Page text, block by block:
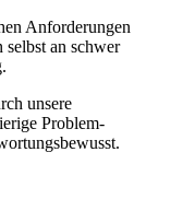
Anforderungen
an schwer
unsere
Problem-